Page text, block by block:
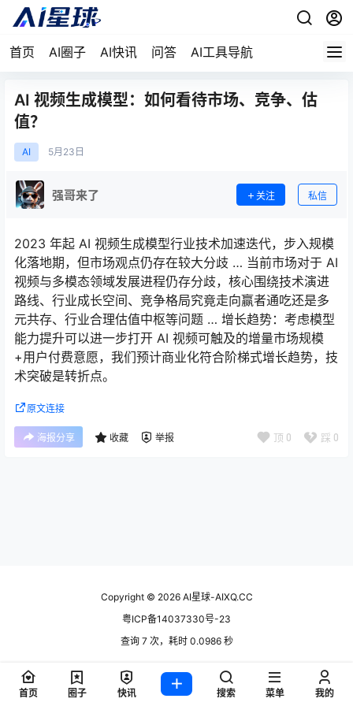
首页 AI圈子 AI快讯 问答 AI工具导航
AI 视频生成模型：如何看待市场、竞争、估
值？
AI 5月 23日
强哥来了 关注 私信
2023 年起 AI 视频生成模型行业技术加速迭代，步入规模
化落地期，但市场观点仍存在较大分歧 … 当前市场对于 AI
视频与多模态领域发展进程仍存分歧，核心围绕技术演进
路线、行业成长空间、竞争格局究竟走向赢者通吃还是多
元共存、行业合理估值中枢等问题 … 增长趋势：考虑模型
能力提升可以进一步打开 AI 视频可触及的增量市场规模
+用户付费意愿，我们预计商业化符合阶梯式增长趋势，技
术突破是转折点。
原文连接
海报分享 收藏 举报 顶 0 踩 0
Copyright © 2026AI星球-AIXQ.CC
粤ICP备14037330号-23
查询 7 次，耗时 0.0986 秒
首页 圈子 快讯 搜索 菜单 我的